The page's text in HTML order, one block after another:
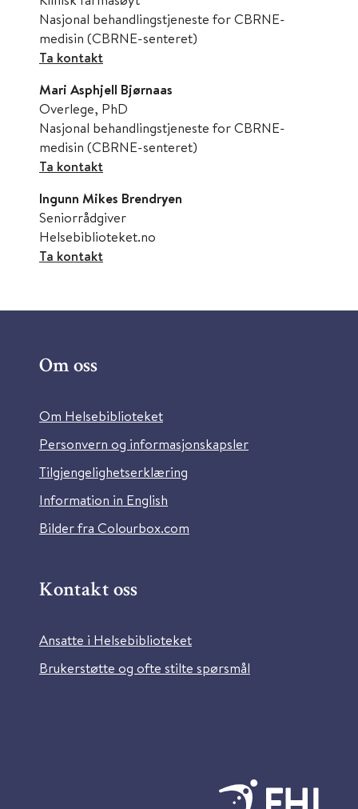
Nasjonal behandlingstjeneste for CBRNE-
medisin (CBRNE-senteret)
Ta kontakt
Mari Asphjell Bjørnaas
Overlege, PhD
Nasjonal behandlingstjeneste for CBRNE-
medisin (CBRNE-senteret)
Ta kontakt
Ingunn Mikes Brendryen
Seniorrådgiver
Helsebiblioteket.no
Ta kontakt
Om oss
Om Helsebiblioteket
Personvern og informasjonskapsler
Tilgjengelighetserklæring
Information in English
Bilder fra Colourbox.com
Kontakt oss
Ansatte i Helsebiblioteket
Brukerstøtte og ofte stilte spørsmål